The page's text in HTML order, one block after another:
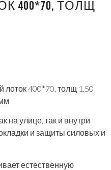
400*70, ТОЛЩ
400*70, толщ 1,50
на улице, так и внутри
и защиты силовых и
естественную